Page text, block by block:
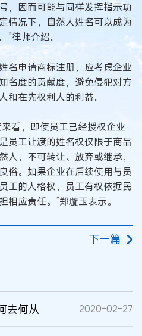
，因而可能与同样发挥指示功
情况下，自然人姓名可以成为
律师介绍。
名申请商标注册，应考虑企业
名度的贡献度，避免侵犯对方
和在先权利人的利益。
看，即使员工已经授权企业
员工让渡的姓名权仅限于商品
人，不可转让、放弃或继承，
俗。如果企业在后续使用与员
工的人格权，员工有权依据民
应责任。”郑璇玉表示。
下一篇
去何从 2020-02-27